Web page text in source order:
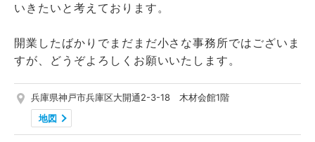
いきたいと考えております。
開業したばかりでまだまだ小さな事務所ではございま
すが、どうぞよろしくお願いいたします。
兵庫県神戸市兵庫区大開通2-3-18 木材会館1階
地図